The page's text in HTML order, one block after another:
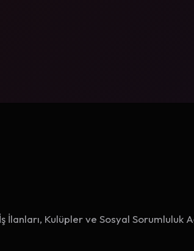
İlanları, Kulüpler ve Sosyal Sorumluluk